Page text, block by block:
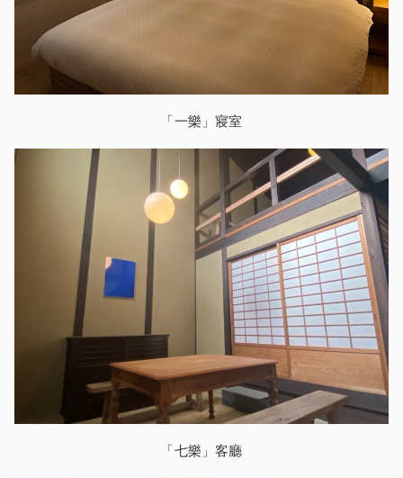
「一樂」寢室
「七樂」客廳